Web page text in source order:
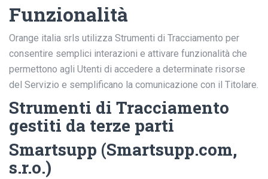
Funzionalità
Orange italia srls utilizza Strumenti di Tracciamento per
consentire semplici interazioni e attivare funzionalità che
permettono agli Utenti di accedere a determinate risorse
del Servizio e semplificano la comunicazione con il Titolare.
Strumenti di Tracciamento
gestiti da terze parti
Smartsupp (Smartsupp.com,
s.r.o.)